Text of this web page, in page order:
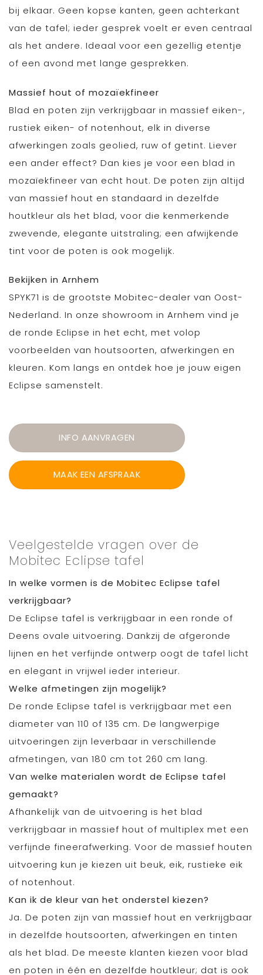
bij elkaar. Geen kopse kanten, geen achterkant
van de tafel; ieder gesprek voelt er even centraal
als het andere. Ideaal voor een gezellig etentje
of een avond met lange gesprekken.
Massief hout of mozaïekfineer
Blad en poten zijn verkrijgbaar in massief eiken-,
rustiek eiken- of notenhout, elk in diverse
afwerkingen zoals geolied, ruw of getint. Liever
een ander effect? Dan kies je voor een blad in
mozaïekfineer van echt hout. De poten zijn altijd
van massief hout en standaard in dezelfde
houtkleur als het blad, voor die kenmerkende
zwevende, elegante uitstraling; een afwijkende
tint voor de poten is ook mogelijk.
Bekijken in Arnhem
SPYK71 is de grootste Mobitec-dealer van Oost-
Nederland. In onze showroom in Arnhem vind je
de ronde Eclipse in het echt, met volop
voorbeelden van houtsoorten, afwerkingen en
kleuren. Kom langs en ontdek hoe je jouw eigen
Eclipse samenstelt.
INFO AANVRAGEN
MAAK EEN AFSPRAAK
Veelgestelde vragen over de
Mobitec Eclipse tafel
In welke vormen is de Mobitec Eclipse tafel
verkrijgbaar?
De Eclipse tafel is verkrijgbaar in een ronde of
Deens ovale uitvoering. Dankzij de afgeronde
lijnen en het verfijnde ontwerp oogt de tafel licht
en elegant in vrijwel ieder interieur.
Welke afmetingen zijn mogelijk?
De ronde Eclipse tafel is verkrijgbaar met een
diameter van 110 of 135 cm. De langwerpige
uitvoeringen zijn leverbaar in verschillende
afmetingen, van 180 cm tot 260 cm lang.
Van welke materialen wordt de Eclipse tafel
gemaakt?
Afhankelijk van de uitvoering is het blad
verkrijgbaar in massief hout of multiplex met een
verfijnde fineerafwerking. Voor de massief houten
uitvoering kun je kiezen uit beuk, eik, rustieke eik
of notenhout.
Kan ik de kleur van het onderstel kiezen?
Ja. De poten zijn van massief hout en verkrijgbaar
in dezelfde houtsoorten, afwerkingen en tinten
als het blad. De meeste klanten kiezen voor blad
en poten in één en dezelfde houtkleur; dat is ook